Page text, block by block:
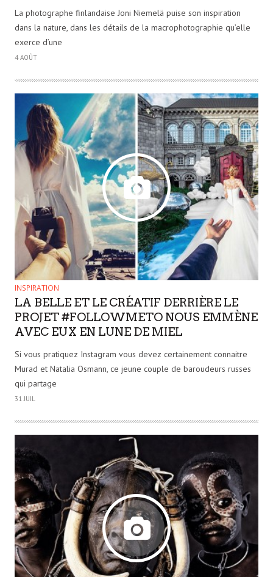
La photographe finlandaise Joni Niemelä puise son inspiration
dans la nature, dans les détails de la macrophotographie qu’elle
exerce d’une
4 AOÛT
INSPIRATION
LA BELLE ET LE CRÉATIF DERRIÈRE LE
PROJET #FOLLOWMETO NOUS EMMÈNE
AVEC EUX EN LUNE DE MIEL
Si vous pratiquez Instagram vous devez certainement connaitre
Murad et Natalia Osmann, ce jeune couple de baroudeurs russes
qui partage
31 JUIL